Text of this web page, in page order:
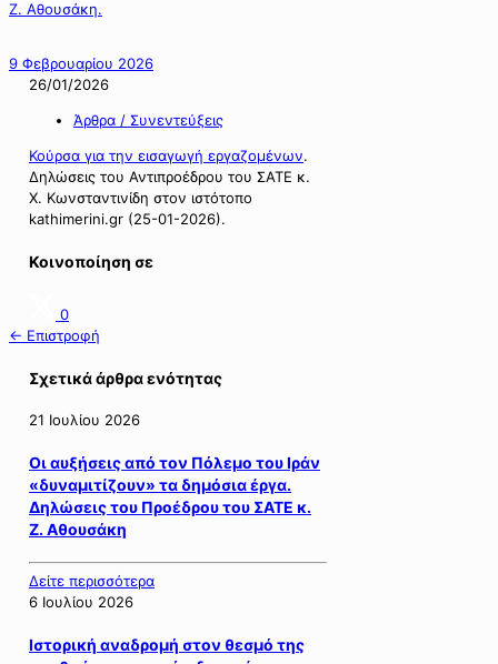
Ζ. Αθουσάκη.
9 Φεβρουαρίου 2026
26/01/2026
Άρθρα / Συνεντεύξεις
Κούρσα για την εισαγωγή εργαζομένων.
Δηλώσεις του Αντιπροέδρου του ΣΑΤΕ κ.
Χ. Κωνσταντινίδη στον ιστότοπο
kathimerini.gr (25-01-2026).
Κοινοποίηση σε
0
← Επιστροφή
Σχετικά άρθρα ενότητας
21 Ιουλίου 2026
Οι αυξήσεις από τον Πόλεμο του Ιράν
«δυναμιτίζουν» τα δημόσια έργα.
Δηλώσεις του Προέδρου του ΣΑΤΕ κ.
Ζ. Αθουσάκη
Δείτε περισσότερα
6 Ιουλίου 2026
Ιστορική αναδρομή στον θεσμό της